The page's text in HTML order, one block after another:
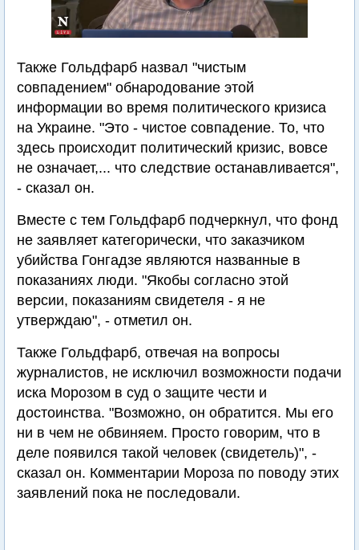
Также Гольдфарб назвал "чистым
совпадением" обнародование этой
информации во время политического кризиса
на Украине. "Это - чистое совпадение. То, что
здесь происходит политический кризис, вовсе
не означает,... что следствие останавливается",
- сказал он.
Вместе с тем Гольдфарб подчеркнул, что фонд
не заявляет категорически, что заказчиком
убийства Гонгадзе являются названные в
показаниях люди. "Якобы согласно этой
версии, показаниям свидетеля - я не
утверждаю", - отметил он.
Также Гольдфарб, отвечая на вопросы
журналистов, не исключил возможности подачи
иска Морозом в суд о защите чести и
достоинства. "Возможно, он обратится. Мы его
ни в чем не обвиняем. Просто говорим, что в
деле появился такой человек (свидетель)", -
сказал он. Комментарии Мороза по поводу этих
заявлений пока не последовали.